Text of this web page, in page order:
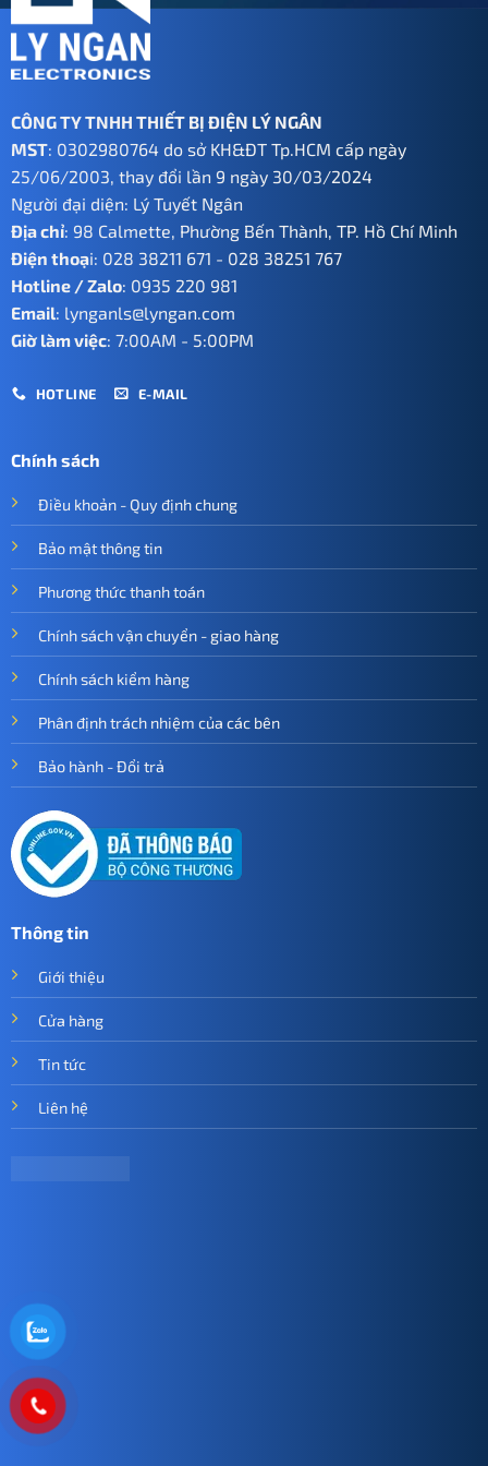
CÔNG TY TNHH THIẾT BỊ ĐIỆN LÝ NGÂN
MST: 0302980764 do sở KH&ĐT Tp.HCM cấp ngày
25/06/2003, thay đổi lần 9 ngày 30/03/2024
Người đại diện: Lý Tuyết Ngân
Địa chỉ: 98 Calmette, Phường Bến Thành, TP. Hồ Chí Minh
Điện thoại: 028 38211 671 - 028 38251 767
Hotline / Zalo: 0935 220 981
Email: lynganls@lyngan.com
Giờ làm việc: 7:00AM - 5:00PM
HOTLINE E-MAIL
Chính sách
Điều khoản - Quy định chung
Bảo mật thông tin
Phương thức thanh toán
Chính sách vận chuyển - giao hàng
Chính sách kiểm hàng
Phân định trách nhiệm của các bên
Bảo hành - Đổi trả
Thông tin
Giới thiệu
Cửa hàng
Tin tức
Liên hệ